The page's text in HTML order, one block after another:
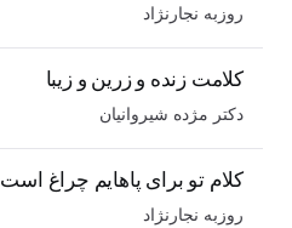
روزبه نجارنژاد
کلامت زنده و زرین و زیبا
دکتر مژده شیروانیان
کلام تو برای پاهایم چراغ است
روزبه نجارنژاد